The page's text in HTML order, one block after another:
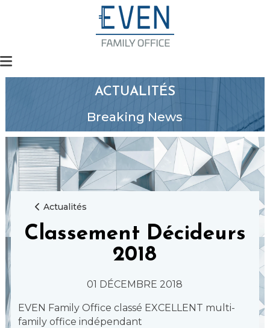
ACTUALITÉS
Breaking News
Actualités
Classement Décideurs
2018
01 DÉCEMBRE 2018
EVEN Family Office classé EXCELLENT multi-
family office indépendant